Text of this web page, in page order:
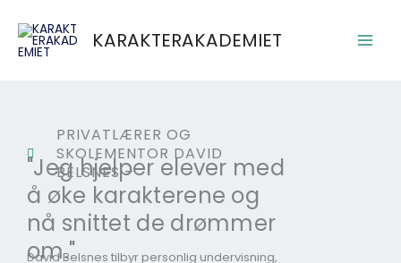
content
KARAKTERAKADEMIET
PRIVATLÆRER OG
SKOLEMENTOR DAVID
BELSNES –
"Jeg hjelper elever med
å øke karakterene og
nå snittet de drømmer
om."
David Belsnes tilbyr personlig undervisning,